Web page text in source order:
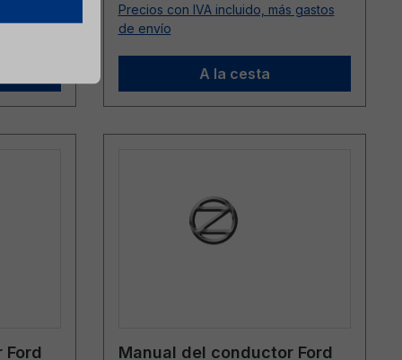
Precios con IVA incluido, más gastos
de envío
A la cesta
Ford
Manual del conductor Ford